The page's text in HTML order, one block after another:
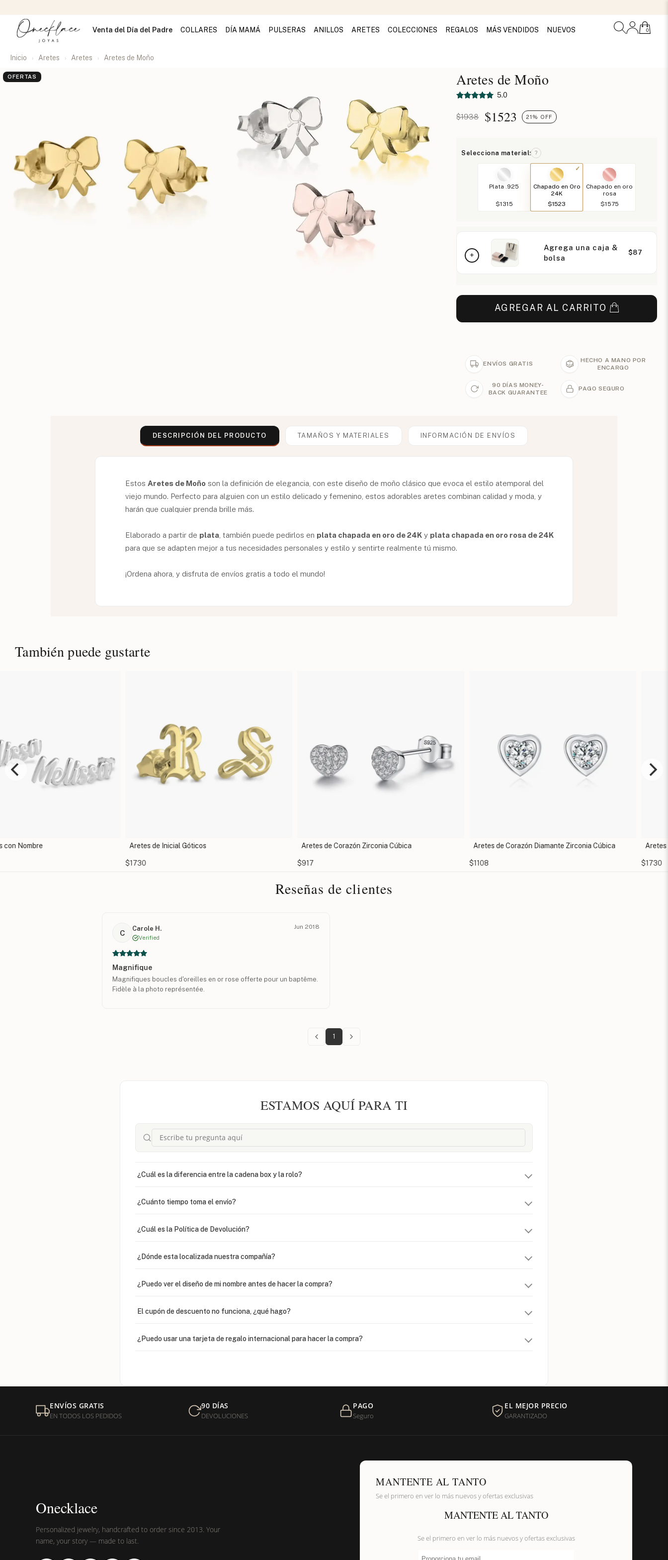
Venta del Día del Padre COLLARES DÍA MAMÁ PULSERAS ANILLOS ARETES COLECCIONES REGALOS MÁS VENDIDOS NUEVOS 0
Inicio Aretes Aretes Aretes de Moño
OFERTAS Aretes de Moño
5.0
$1938 $1523 21% OFF
Selecciona material: ?
Plata .925
$1315
Chapado en Oro
24K
$1523
Chapado en oro
rosa
$1575
Agrega una caja &
bolsa
$87
AGREGAR AL CARRITO
ENVÍOS GRATIS
HECHO A MANO POR
ENCARGO
90 DÍAS MONEY-
BACK GUARANTEE
PAGO SEGURO
DESCRIPCIÓN DEL PRODUCTO TAMAÑOS Y MATERIALES INFORMACIÓN DE ENVÍOS
Estos Aretes de Moño son la definición de elegancia, con este diseño de moño clásico que evoca el estilo atemporal del
viejo mundo. Perfecto para alguien con un estilo delicado y femenino, estos adorables aretes combinan calidad y moda, y
harán que cualquier prenda brille más.
Elaborado a partir de plata , también puede pedirlos en plata chapada en oro de 24K y plata chapada en oro rosa de 24K
para que se adapten mejor a tus necesidades personales y estilo y sentirte realmente tú mismo.
¡Ordena ahora, y disfruta de envíos gratis a todo el mundo!
También puede gustarte
Aretes Eslabón de
Aretes de Inicial Góticos Aretes de Corazón Zirconia Cúbica Aretes de Corazón Diamante Zirconia Cúbica
Reseñas de clientes
C
Carole H.
Verified
Jun 2018
Magnifique
Magnifiques boucles d'oreilles en or rose offerte pour un baptême.
Fidèle à la photo représentée.
1
ESTAMOS AQUÍ PARA TI
¿Cuál es la diferencia entre la cadena box y la rolo?
¿Cuánto tiempo toma el envío?
¿Cuál es la Política de Devolución?
¿Dónde esta localizada nuestra compañía?
¿Puedo ver el diseño de mi nombre antes de hacer la compra?
El cupón de descuento no funciona, ¿qué hago?
¿Puedo usar una tarjeta de regalo internacional para hacer la compra?
¿Sus productos son libres de níquel?
ENVÍOS GRATIS
EN TODOS LOS PEDIDOS
90 DÍAS
DEVOLUCIONES
PAGO
Seguro
EL MEJOR PRECIO
GARANTIZADO
Onecklace
Personalized jewelry, handcrafted to order since 2013. Your
name, your story — made to last.
MANTENTE AL TANTO
Se el primero en ver lo más nuevos y ofertas exclusivas
MANTENTE AL TANTO
Se el primero en ver lo más nuevos y ofertas exclusivas
Proporciona tu email